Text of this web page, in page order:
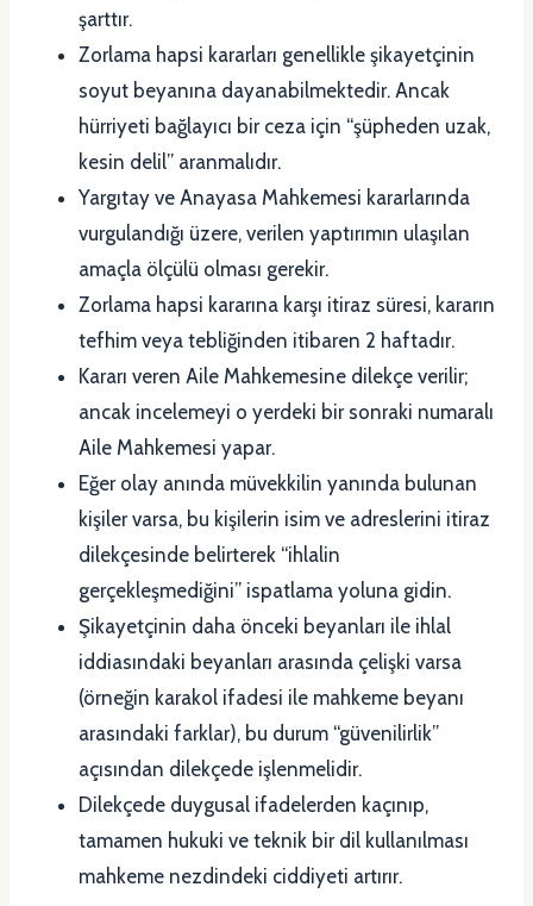
şarttır.
Zorlama hapsi kararları genellikle şikayetçinin
soyut beyanına dayanabilmektedir. Ancak
hürriyeti bağlayıcı bir ceza için “şüpheden uzak,
kesin delil” aranmalıdır.
Yargıtay ve Anayasa Mahkemesi kararlarında
vurgulandığı üzere, verilen yaptırımın ulaşılan
amaçla ölçülü olması gerekir.
Zorlama hapsi kararına karşı itiraz süresi, kararın
tefhim veya tebliğinden itibaren 2 haftadır.
Kararı veren Aile Mahkemesine dilekçe verilir;
ancak incelemeyi o yerdeki bir sonraki numaralı
Aile Mahkemesi yapar.
Eğer olay anında müvekkilin yanında bulunan
kişiler varsa, bu kişilerin isim ve adreslerini itiraz
dilekçesinde belirterek “ihlalin
gerçekleşmediğini” ispatlama yoluna gidin.
Şikayetçinin daha önceki beyanları ile ihlal
iddiasındaki beyanları arasında çelişki varsa
(örneğin karakol ifadesi ile mahkeme beyanı
arasındaki farklar), bu durum “güvenilirlik”
açısından dilekçede işlenmelidir.
Dilekçede duygusal ifadelerden kaçınıp,
tamamen hukuki ve teknik bir dil kullanılması
mahkeme nezdindeki ciddiyeti artırır.